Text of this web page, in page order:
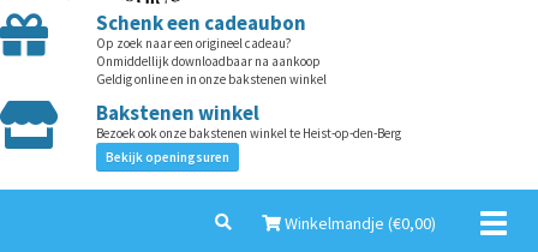
Schenk een cadeaubon
Op zoek naar een origineel cadeau?
Onmiddellijk downloadbaar na aankoop
Geldig online en in onze bakstenen winkel
Bakstenen winkel
Bezoek ook onze bakstenen winkel te Heist-op-den-Berg
Bekijk openingsuren
Winkelmandje (€0,00)